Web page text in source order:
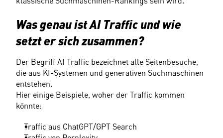
Was genau ist AI Traffic und wie
setzt er sich zusammen?
Der Begriff AI Traffic bezeichnet alle Seitenbesuche,
die aus KI-Systemen und generativen Suchmaschinen
entstehen.
Hier einige Beispiele, woher der Traffic kommen
könnte:
Traffic aus ChatGPT/GPT Search